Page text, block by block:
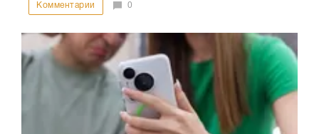
Комментарии 0